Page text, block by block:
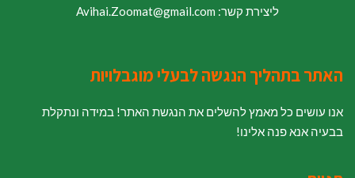
ליצירת קשר: Avihai.Zoomat@gmail.com
האתר בתהליך הנגשה לבעלי מוגבלויות
אנו עושים כל מאמץ להשלים את הנגשת האתר! במידה ונתקלת
בבעיה אנא פנה אלינו!